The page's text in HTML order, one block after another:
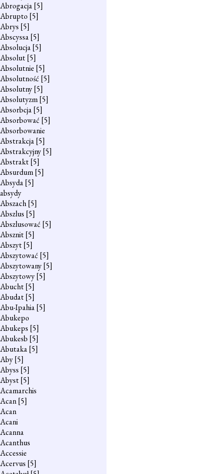
Abrogacja[5]
Abrupto [5]
Abrys [5]
Abscyssa[5]
Absolucja[5]
Absolut[5]
Absolutnie [5]
Absolutność [5]
Absolutny[5]
Absolutyzm[5]
Absorbcja[5]
Absorbować [5]
Absorbowanie
Abstrakcja[5]
Abstrakcyjny[5]
Abstrakt[5]
Absurdum[5]
Absyda[5]
absydy
Abszach[5]
Abszlus [5]
Abszlusować [5]
Absznit[5]
Abszyt[5]
Abszytować [5]
Abszytowany[5]
Abszytowy[5]
Abucht[5]
Abudat[5]
Abu-Ipahia[5]
Abukepo
Abukeps [5]
Abukesb [5]
Abutaka[5]
Aby[5]
Abyss [5]
Abyst[5]
Acamarchis
Acan[5]
Acan
Acani
Acanna
Acanthus
Accessie
Acervus [5]